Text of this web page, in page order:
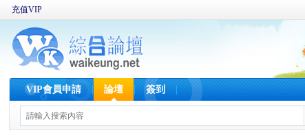
充值VIP
VIP會員申請 論壇 簽到